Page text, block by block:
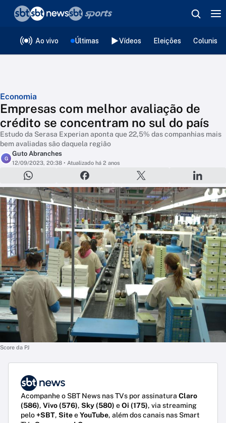
Ao vivo Últimas Vídeos Eleições
Economia
Empresas com melhor avaliação de
crédito se concentram no sul do país
Estudo da Serasa Experian aponta que 22,5% das companhias mais
bem avaliadas são daquela região
G
Guto Abranches
12/09/2023, 20:38 • Atualizado há 2 anos
Score da PJ
Acompanhe o SBT News nas TVs por assinatura Claro
(586), Vivo (576), Sky (580) eOi (175), via streaming
pelo+SBT, SiteeYouTube, além dos canais nas Smart
❮voltar
Editorias